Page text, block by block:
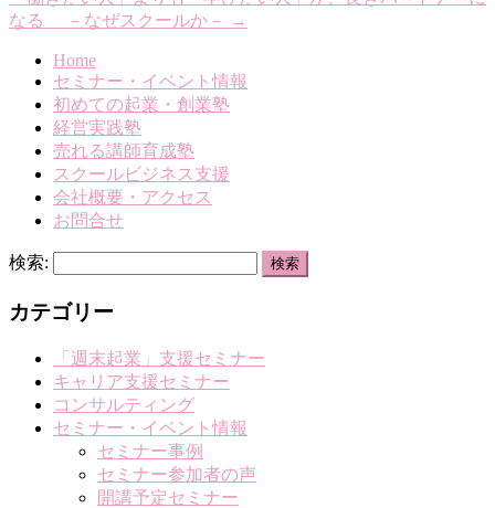
なる －なぜスクールか－
→
Home
セミナー・イベント情報
初めての起業・創業塾
経営実践塾
売れる講師育成塾
スクールビジネス支援
会社概要・アクセス
お問合せ
検索:
カテゴリー
「週末起業」支援セミナー
キャリア支援セミナー
コンサルティング
セミナー・イベント情報
セミナー事例
セミナー参加者の声
開講予定セミナー